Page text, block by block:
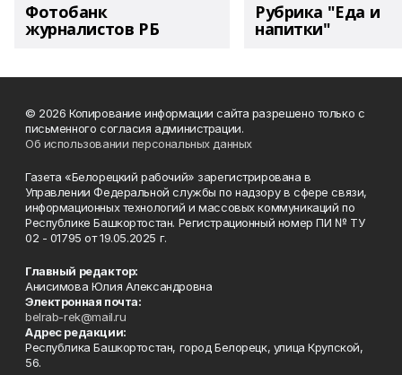
Фотобанк
журналистов РБ
Рубрика "Еда и
напитки"
© 2026 Копирование информации сайта разрешено только с
письменного согласия администрации.
Об использовании персональных данных
Газета «Белорецкий рабочий» зарегистрирована в
Управлении Федеральной службы по надзору в сфере связи,
информационных технологий и массовых коммуникаций по
Республике Башкортостан. Регистрационный номер ПИ № ТУ
02 - 01795 от 19.05.2025 г.
Главный редактор:
Анисимова Юлия Александровна
Электронная почта:
belrab-rek@mail.ru
Адрес редакции:
Республика Башкортостан, город Белорецк, улица Крупской,
56.